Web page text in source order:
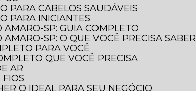
PARA CABELOS SAUDÁVEIS
PARA INICIANTES
AMARO-SP: GUIA COMPLETO
SP: O QUE VOCÊ PRECISA SABER
PARA VOCÊ
QUE VOCÊ PRECISA
AR
FIOS
O IDEAL PARA SEU NEGÓCIO